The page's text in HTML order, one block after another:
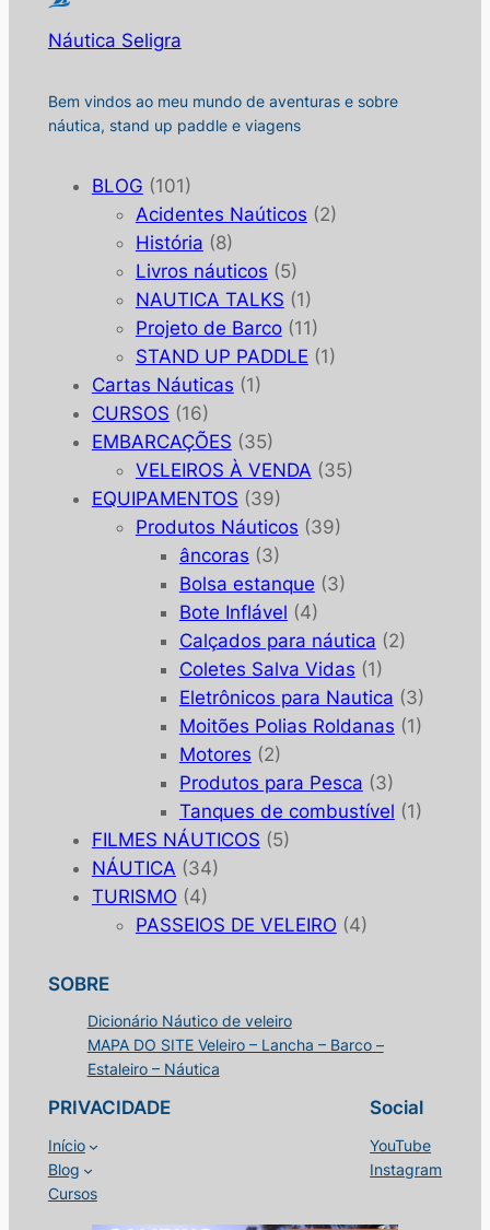
Náutica Seligra
Bem vindos ao meu mundo de aventuras e sobre
náutica, stand up paddle e viagens
BLOG (101)
Acidentes Naúticos (2)
História (8)
Livros náuticos (5)
NAUTICA TALKS (1)
Projeto de Barco(11)
STAND UP PADDLE (1)
Cartas Náuticas (1)
CURSOS (16)
EMBARCAÇÕES (35)
VELEIROS À VENDA (35)
EQUIPAMENTOS (39)
Produtos Náuticos (39)
âncoras (3)
Bolsa estanque (3)
Bote Inflável (4)
Calçados para náutica (2)
Coletes Salva Vidas (1)
Eletrônicos para Nautica (3)
Moitões Polias Roldanas (1)
Motores (2)
Produtos para Pesca (3)
Tanques de combustível (1)
FILMES NÁUTICOS (5)
NÁUTICA (34)
TURISMO (4)
PASSEIOS DE VELEIRO (4)
SOBRE
Dicionário Náutico de veleiro
MAPA DO SITE Veleiro – Lancha – Barco –
Estaleiro – Náutica
PRIVACIDADE
Início
Blog
Cursos
Social
YouTube
Instagram